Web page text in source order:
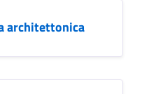
architettonica